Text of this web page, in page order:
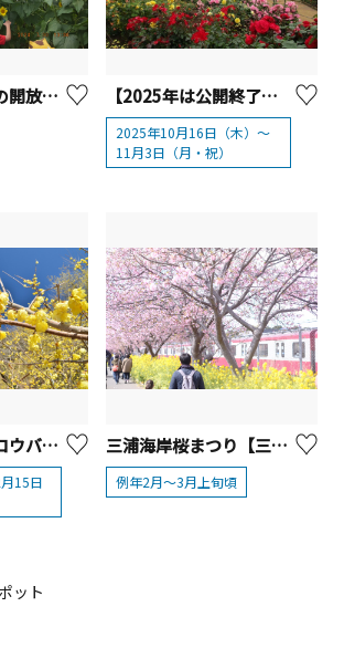
黒川ヒマワリ畑の開放＆摘み取り体験【川崎市麻生区】 【2025年は公開終了】生田緑地ばら苑【川崎市多摩区】
2025年10月16日（木）～
11月3日（月・祝）
【開催終了】寄ロウバイ園（寄ロウバイまつり）【松田町】
15日
三浦海岸桜まつり【三浦市】
例年2月～3月上旬頃
ット